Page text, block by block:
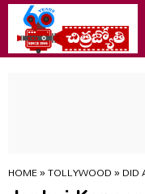
HOME»TOLLYWOOD»DID